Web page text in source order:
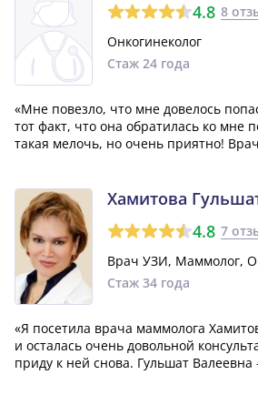
4.8 8
Онкогинеколог
Стаж 24 года
«Мне повезло, что мне довелось
тот факт, что она обратилась ко мне
такая мелочь, но очень приятно!
необходимые обс...»Хамитова
4.8 7
Врач УЗИ, Маммолог,
Стаж 34 года
«Я посетила врача маммолога
и осталась очень довольной
приду к ней снова. Гульшат